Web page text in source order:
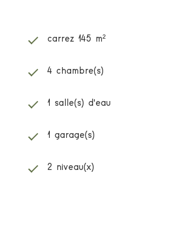
carrez 145 m²
4 chambre(s)
1 salle(s) d'eau
1 garage(s)
2 niveau(x)